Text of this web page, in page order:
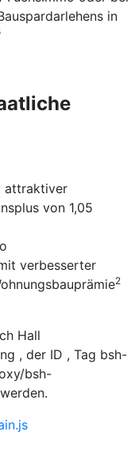
in
attraktiver
von 1,05
verbesserter
2
Hall
, der ID , Tag bsh-
bsh-